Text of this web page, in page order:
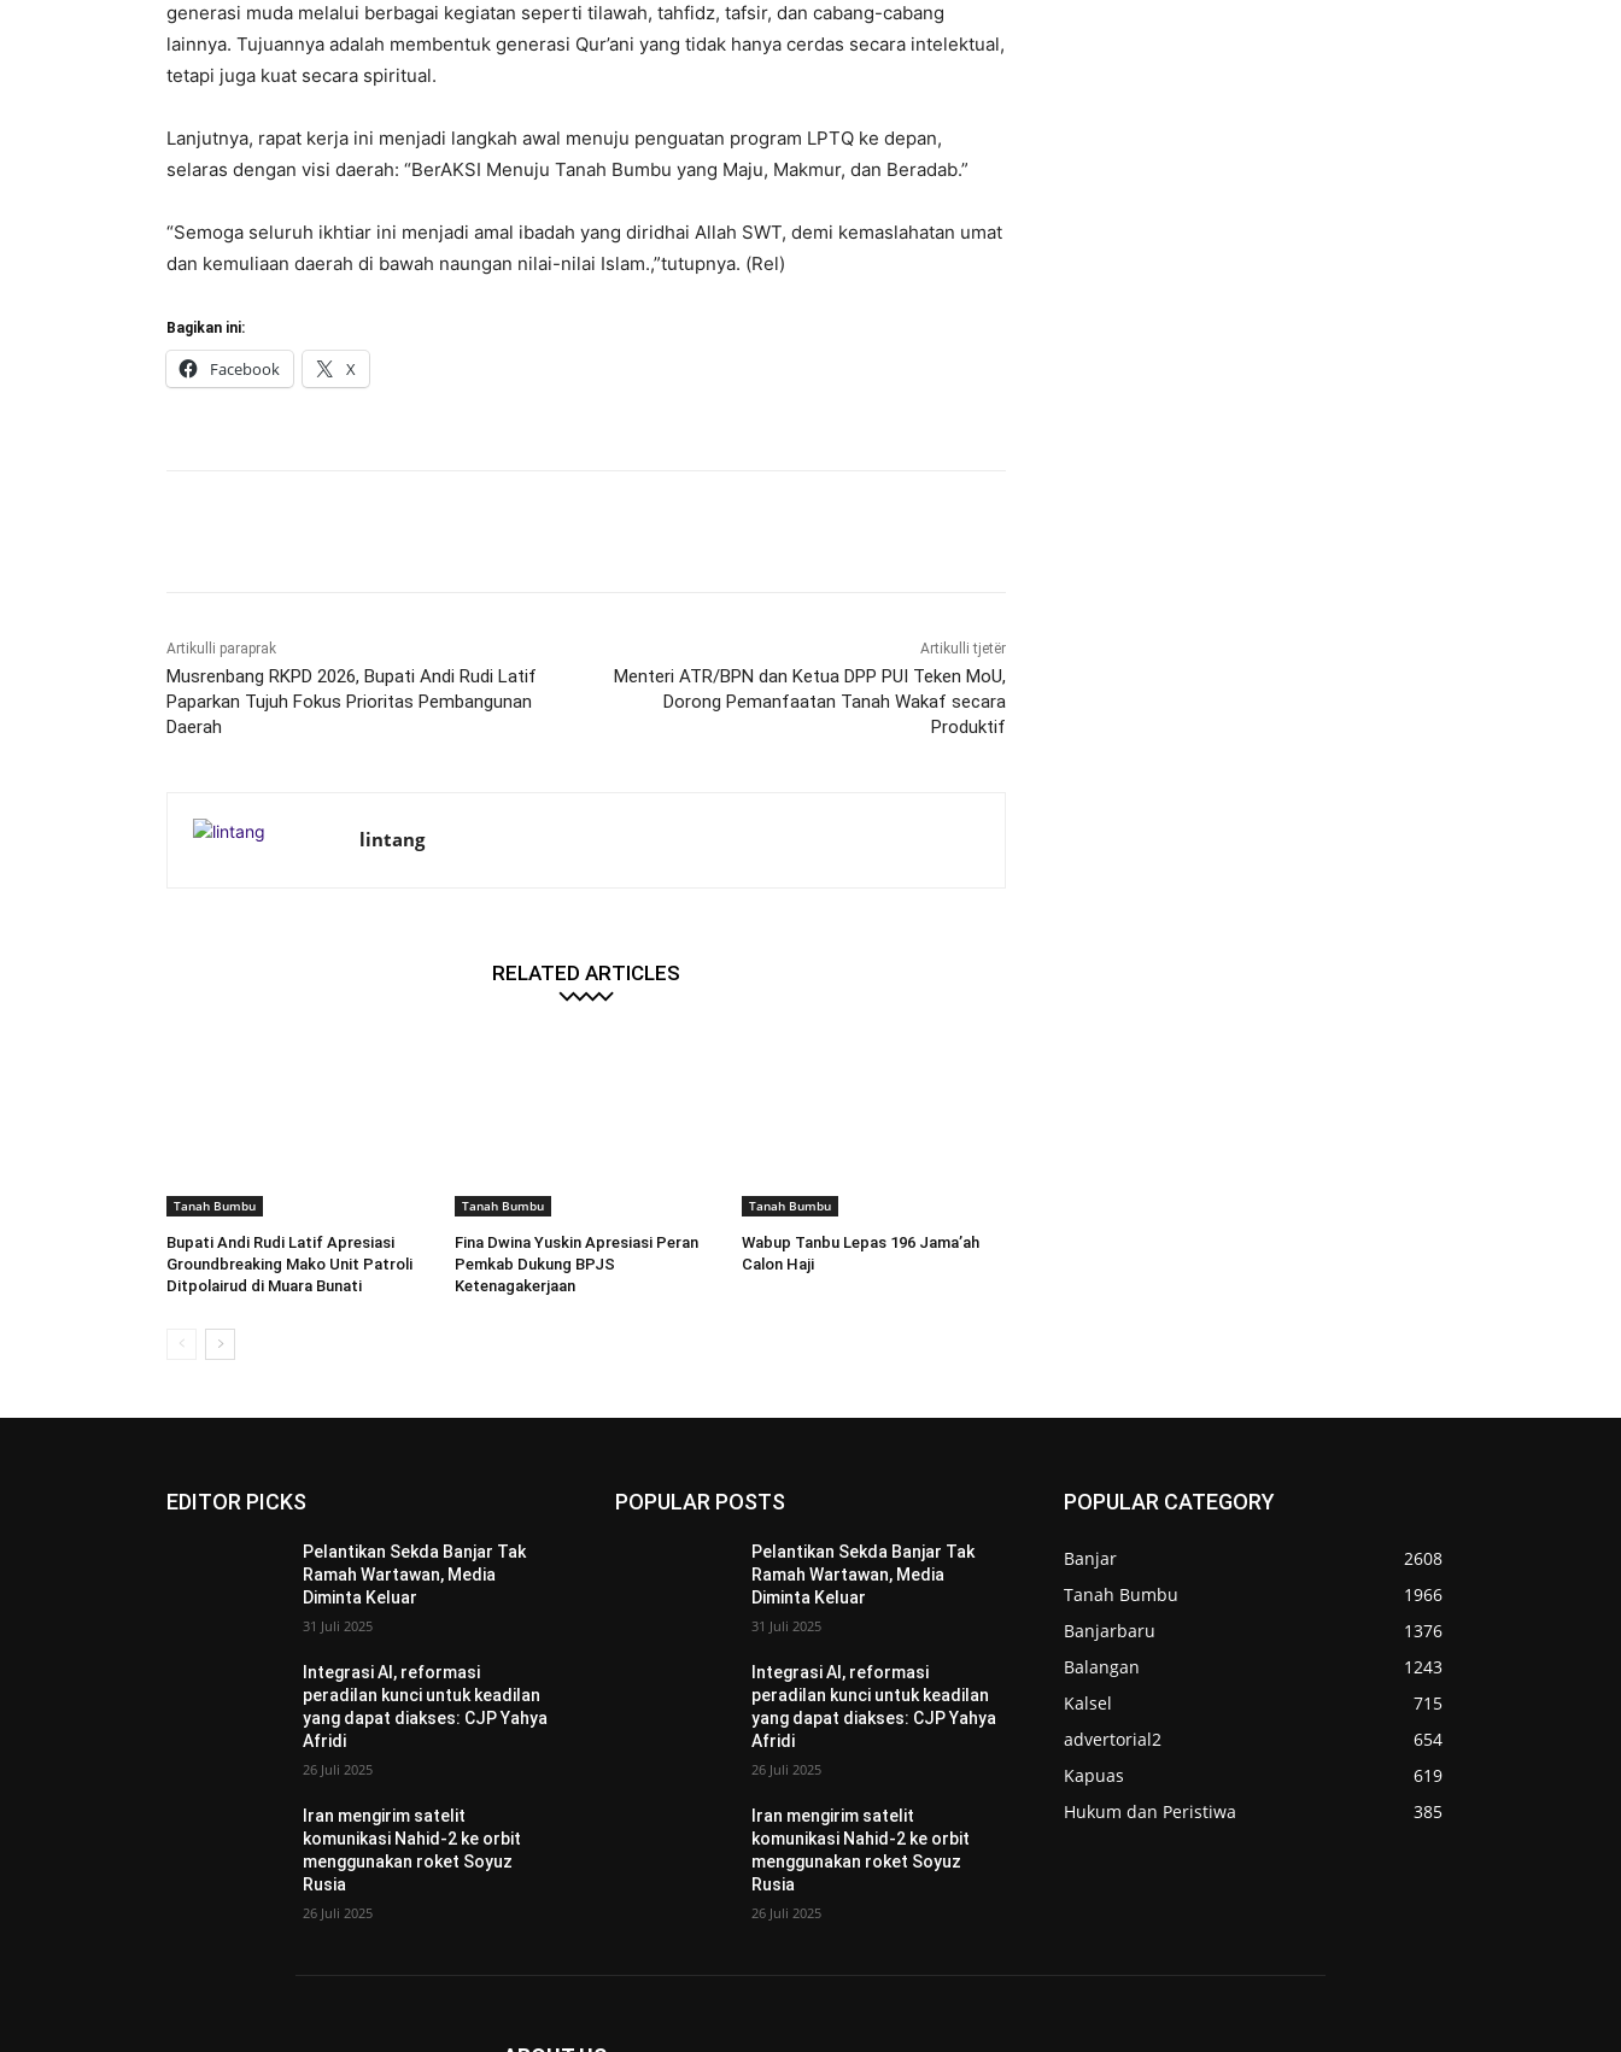
generasi muda melalui berbagai kegiatan seperti tilawah, tahfidz, tafsir, dan cabang-cabang
lainnya. Tujuannya adalah membentuk generasi Qur’ani yang tidak hanya cerdas secara intelektual,
tetapi juga kuat secara spiritual.
Lanjutnya, rapat kerja ini menjadi langkah awal menuju penguatan program LPTQ ke depan,
selaras dengan visi daerah: “BerAKSI Menuju Tanah Bumbu yang Maju, Makmur, dan Beradab.”
“Semoga seluruh ikhtiar ini menjadi amal ibadah yang diridhai Allah SWT, demi kemaslahatan umat
dan kemuliaan daerah di bawah naungan nilai-nilai Islam.,”tutupnya. (Rel)
Bagikan ini:
Facebook X
Artikulli paraprak
Musrenbang RKPD 2026, Bupati Andi Rudi Latif
Paparkan Tujuh Fokus Prioritas Pembangunan
Daerah
Artikulli tjetër
Menteri ATR/BPN dan Ketua DPP PUI Teken MoU,
Dorong Pemanfaatan Tanah Wakaf secara
Produktif
lintang
RELATED ARTICLES
Tanah Bumbu
Bupati Andi Rudi Latif Apresiasi
Groundbreaking Mako Unit Patroli
Ditpolairud di Muara Bunati
Tanah Bumbu
Fina Dwina Yuskin Apresiasi Peran
Pemkab Dukung BPJS
Ketenagakerjaan
Tanah Bumbu
Wabup Tanbu Lepas 196 Jama’ah
Calon Haji
EDITOR PICKS
Pelantikan Sekda Banjar Tak
Ramah Wartawan, Media
Diminta Keluar
31 Juli 2025
Integrasi AI, reformasi
peradilan kunci untuk keadilan
yang dapat diakses: CJP Yahya
Afridi
26 Juli 2025
Iran mengirim satelit
komunikasi Nahid-2 ke orbit
menggunakan roket Soyuz
Rusia
26 Juli 2025
POPULAR POSTS
Pelantikan Sekda Banjar Tak
Ramah Wartawan, Media
Diminta Keluar
31 Juli 2025
Integrasi AI, reformasi
peradilan kunci untuk keadilan
yang dapat diakses: CJP Yahya
Afridi
26 Juli 2025
Iran mengirim satelit
komunikasi Nahid-2 ke orbit
menggunakan roket Soyuz
Rusia
26 Juli 2025
POPULAR CATEGORY
Banjar
2608
Tanah Bumbu
1966
Banjarbaru
1376
Balangan
1243
Kalsel
715
advertorial2
654
Kapuas
619
Hukum dan Peristiwa
385